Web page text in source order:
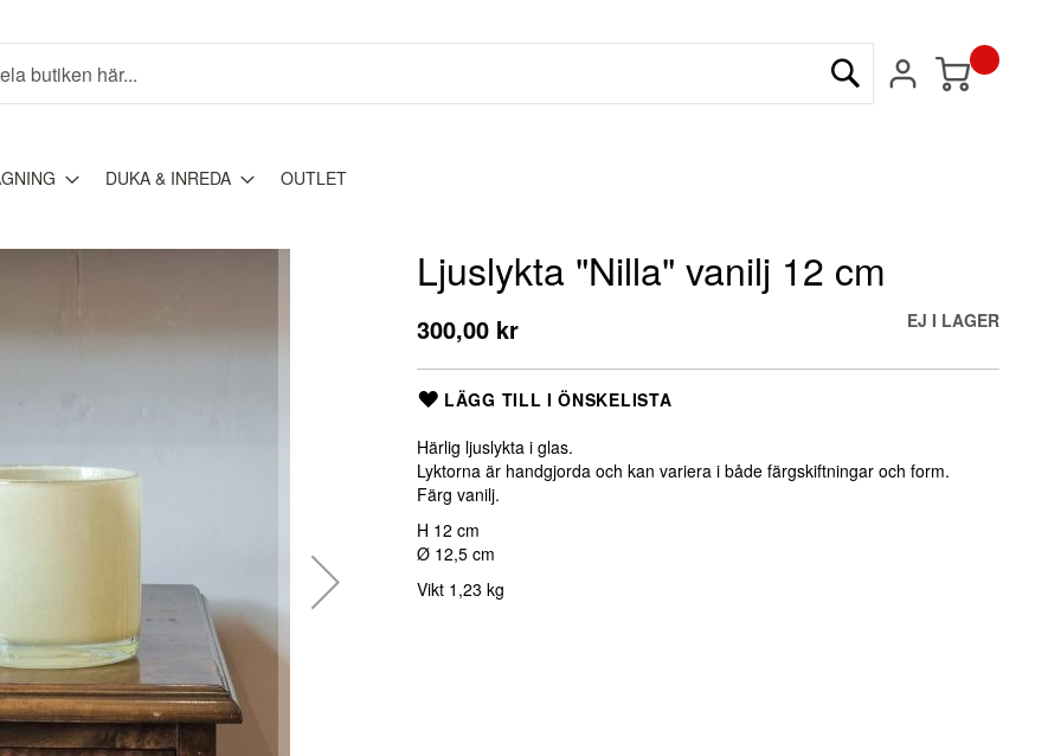
Min kundvagn
DUKA & INREDA OUTLET
Ljuslykta "Nilla" vanilj 12 cm
300,00 kr EJ I LAGER
LÄGG TILL I ÖNSKELISTA
Härlig ljuslykta i glas.
Lyktorna är handgjorda och kan variera i både färgskiftningar och form.
Färg vanilj.
H 12 cm
Ø 12,5 cm
Vikt 1,23 kg